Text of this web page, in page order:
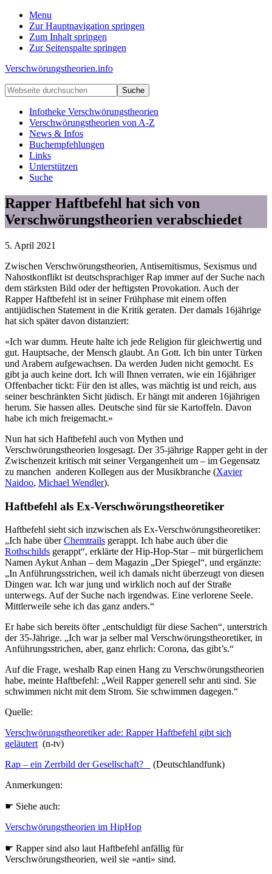
Menu
Zur Hauptnavigation springen
Zum Inhalt springen
Zur Seitenspalte springen
Verschwörungstheorien.info
Beiträge
zu
Merkmalen,
Funktionen
Risiken
konspirationistischen
Denkens
Webseite
durchsuchen
Infotheke Verschwörungstheorien
Verschwörungstheorien von A-Z
News & Infos
Buchempfehlungen
Links
Unterstützen
Suche
Rapper Haftbefehl hat sich von
Verschwörungstheorien verabschiedet
5. April 2021
Zwischen Verschwörungstheorien, Antisemitismus, Sexismus und
Nahostkonflikt ist deutschsprachiger Rap immer auf der Suche nach
dem stärksten Bild oder der heftigsten Provokation. Auch der
Rapper Haftbefehl ist in seiner Frühphase mit einem offen
antijüdischen Statement in die Kritik geraten. Der damals 16jährige
hat sich später davon distanziert:
«Ich war dumm. Heute halte ich jede Religion für gleichwertig und
gut. Hauptsache, der Mensch glaubt. An Gott. Ich bin unter Türken
und Arabern aufgewachsen. Da werden Juden nicht gemocht. Es
gibt ja auch keine dort. Ich will Ihnen verraten, wie ein 16jähriger
Offenbacher tickt: Für den ist alles, was mächtig ist und reich, aus
seiner beschränkten Sicht jüdisch. Er hängt mit anderen 16jährigen
herum. Sie hassen alles. Deutsche sind für sie Kartoffeln. Davon
habe ich mich freigemacht.»
Nun hat sich Haftbefehl auch von Mythen und
Verschwörungstheorien losgesagt. Der 35-jährige Rapper geht in der
Zwischenzeit kritisch mit seiner Vergangenheit um – im Gegensatz
zu manchen anderen Kollegen aus der Musikbranche (Xavier
Naidoo, Michael Wendler).
Haftbefehl als Ex-Verschwörungstheoretiker
Haftbefehl sieht sich inzwischen als Ex-Verschwörungstheoretiker:
„Ich habe überChemtrails gerappt. Ich habe auch über die
Rothschilds gerappt“, erklärte der Hip-Hop-Star – mit bürgerlichem
Namen Aykut Anhan – dem Magazin „Der Spiegel“, und ergänzte:
„In Anführungsstrichen, weil ich damals nicht überzeugt von diesen
Dingen war. Ich war jung und wirklich noch auf der Straße
unterwegs. Auf der Suche nach irgendwas. Eine verlorene Seele.
Mittlerweile sehe ich das ganz anders.“
Er habe sich bereits öfter „entschuldigt für diese Sachen“, unterstrich
der 35-Jährige. „Ich war ja selber mal Verschwörungstheoretiker, in
Anführungsstrichen, aber, ganz ehrlich: Corona, das gibt’s.“
Auf die Frage, weshalb Rap einen Hang zu Verschwörungstheorien
habe, meinte Haftbefehl: „Weil Rapper generell sehr anti sind. Sie
schwimmen nicht mit dem Strom. Sie schwimmen dagegen.“
Quelle:
Verschwörungstheoretiker ade: Rapper Haftbefehl gibt sich
geläutert (n-tv)
Rap – ein Zerrbild der Gesellschaft?
(Deutschlandfunk)
Anmerkungen:
☛ Siehe auch:
Verschwörungstheorien im HipHop
☛ Rapper sind also laut Haftbefehl anfällig für
Verschwörungstheorien, weil sie «anti» sind.